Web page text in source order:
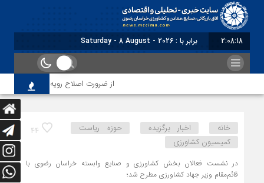
2:08:20 برابر با : Saturday - 8 August - 2026
از ضرورت اصلاح رویه‌های بازرسی تا لزوم
44 خانه اخبار برگزیده
حوزه ریاست
کمیسیون کشاورزی
در نشست فعالان بخش کشاورزی و صنایع وابسته خراسان رضوی با
قائم‌مقام وزیر جهاد کشاورزی مطرح شد؛